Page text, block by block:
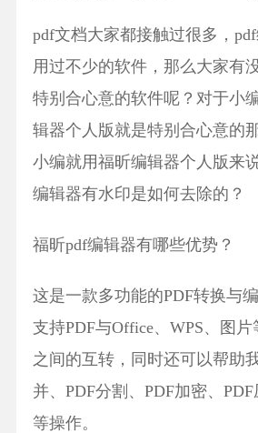
pdf文档大家都接触过很多，
用过不少的软件，那么大家有
特别合心意的软件呢？对于小
辑器个人版就是特别合心意的
小编就用福昕编辑器个人版来
编辑器有水印是如何去除的？
福昕pdf编辑器有哪些优势？
这是一款多功能的PDF转换与
支持PDF与Office、WPS、图
之间的互转，同时还可以帮助
并、PDF分割、PDF加密、
等操作。